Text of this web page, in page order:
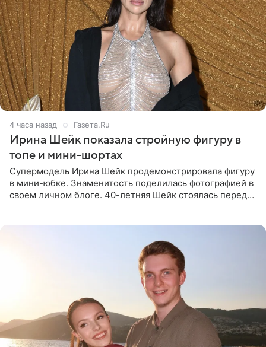
4 часа назад Газета.Ru
Ирина Шейк показала стройную фигуру в
топе и мини-шортах
Супермодель Ирина Шейк продемонстрировала фигуру
в мини-юбке. Знаменитость поделилась фотографией в
своем личном блоге. 40-летняя Шейк стоялась перед